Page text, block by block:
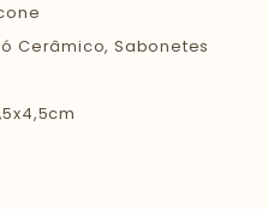
Cerâmico, Sabonetes